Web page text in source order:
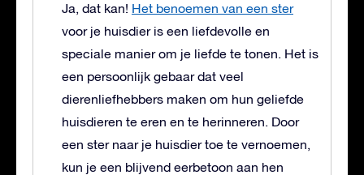
Ja, dat kan! Het benoemen van een ster
voor je huisdier is een liefdevolle en
speciale manier om je liefde te tonen. Het is
een persoonlijk gebaar dat veel
dierenliefhebbers maken om hun geliefde
huisdieren te eren en te herinneren. Door
een ster naar je huisdier toe te vernoemen,
kun je een blijvend eerbetoon aan hen